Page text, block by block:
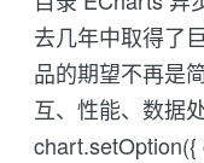
去几年中取得了
品的期望不再是
互、性能、数据
chart.setOption({